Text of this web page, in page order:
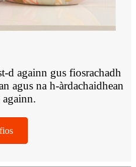
d againn gus fiosrachadh
agus na h-àrdachaidhean
againn.
fios